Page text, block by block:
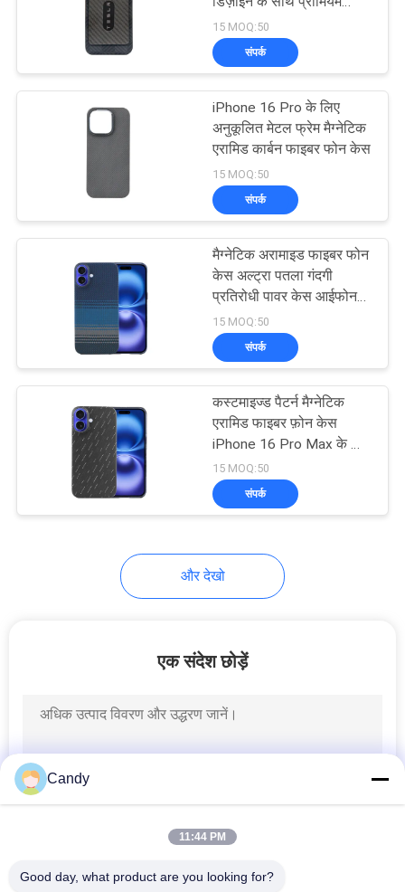
कार्बन फाइबर एप्पल वॉच
केस
कार्बन फाइबर कार की
चाबी का मामला
26
कार्बन फाइबर ऊतक बॉक्स
कार्बन फाइबर लाइसेंस
प्लेट फ्रेम
एरामिड फाइबर फ़ोन केस
15 MOQ:50
संपर्क
iPhone 16 Pro के लिए
अनुकूलित मेटल फ्रेम मैग्नेटिक
एरामिड कार्बन फाइबर फोन केस
15 MOQ:50
संपर्क
मैग्नेटिक अरामाइड फाइबर फोन
केस अल्ट्रा पतला गंदगी
प्रतिरोधी पावर केस आईफोन
16 प्रो के लिए विरोधी दस्तक
15 MOQ:50
संपर्क
कस्टमाइज्ड पैटर्न मैग्नेटिक
एरामिड फाइबर फ़ोन केस
iPhone 16 Pro Max के लिए
बिल्कुल सही
15 MOQ:50
संपर्क
और देखो
एक संदेश छोड़ें
Candy
11:44 PM
Good day, what product are you looking for?